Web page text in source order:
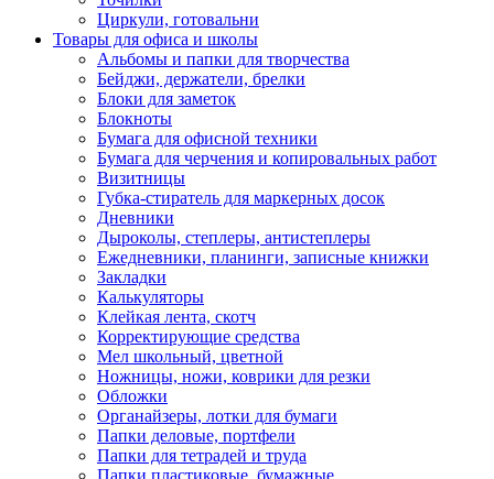
Циркули, готовальни
Товары для офиса и школы
Альбомы и папки для творчества
Бейджи, держатели, брелки
Блоки для заметок
Блокноты
Бумага для офисной техники
Бумага для черчения и копировальных работ
Визитницы
Губка-стиратель для маркерных досок
Дневники
Дыроколы, степлеры, антистеплеры
Ежедневники, планинги, записные книжки
Закладки
Калькуляторы
Клейкая лента, скотч
Корректирующие средства
Мел школьный, цветной
Ножницы, ножи, коврики для резки
Обложки
Органайзеры, лотки для бумаги
Папки деловые, портфели
Папки для тетрадей и труда
Папки пластиковые, бумажные